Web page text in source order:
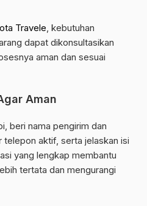
Travele, kebutuhan
dapat dikonsultasikan
aman dan sesuai
Aman
beri nama pengirim dan
aktif, serta jelaskan isi
yang lengkap membantu
tertata dan mengurangi